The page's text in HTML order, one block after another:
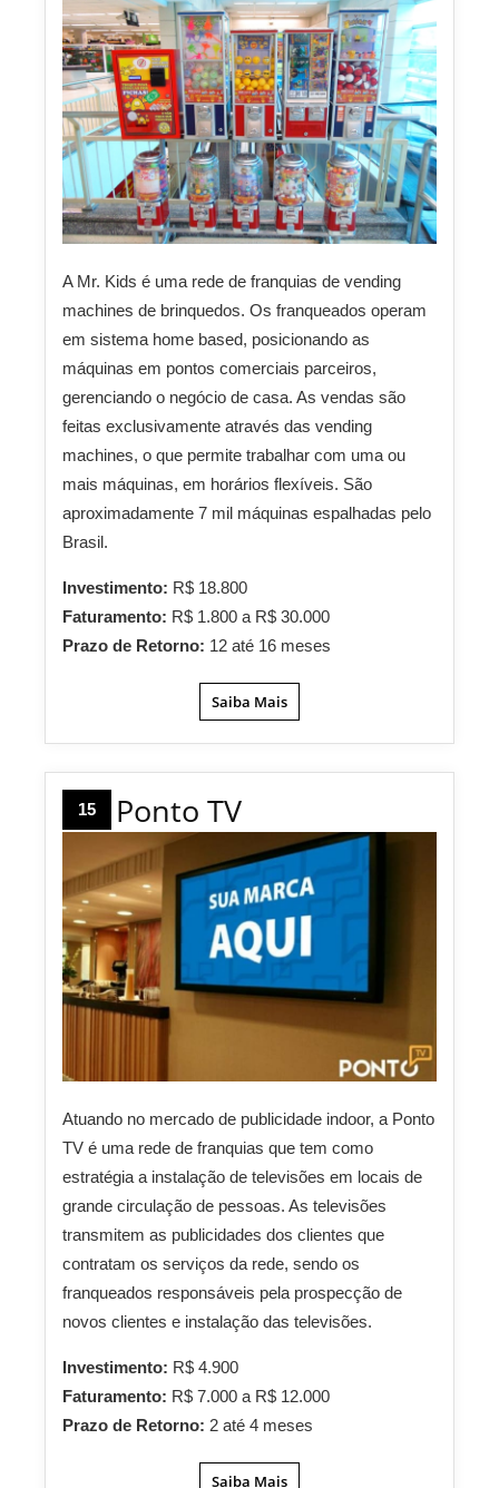
A Mr. Kids é uma rede de franquias de vending
machines de brinquedos. Os franqueados operam
em sistema home based, posicionando as
máquinas em pontos comerciais parceiros,
gerenciando o negócio de casa. As vendas são
feitas exclusivamente através das vending
machines, o que permite trabalhar com uma ou
mais máquinas, em horários flexíveis. São
aproximadamente 7 mil máquinas espalhadas pelo
Brasil.
Investimento: R$ 18.800
Faturamento: R$ 1.800 a R$ 30.000
Prazo de Retorno: 12 até 16 meses
Saiba Mais
15 Ponto TV
Atuando no mercado de publicidade indoor, a Ponto
TV é uma rede de franquias que tem como
estratégia a instalação de televisões em locais de
grande circulação de pessoas. As televisões
transmitem as publicidades dos clientes que
contratam os serviços da rede, sendo os
franqueados responsáveis pela prospecção de
novos clientes e instalação das televisões.
Investimento: R$ 4.900
Faturamento: R$ 7.000 a R$ 12.000
Prazo de Retorno: 2 até 4 meses
Saiba Mais